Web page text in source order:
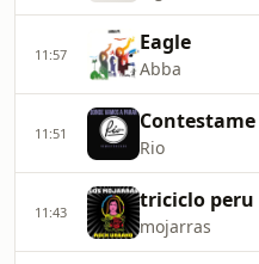
11:57 Eagle
Abba
11:51 Contestame
Rio
11:43 triciclo peru
mojarras